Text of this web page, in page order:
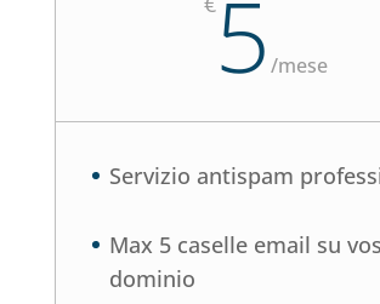
5/mese
Servizio antispam
Max 5 caselle email su
dominio